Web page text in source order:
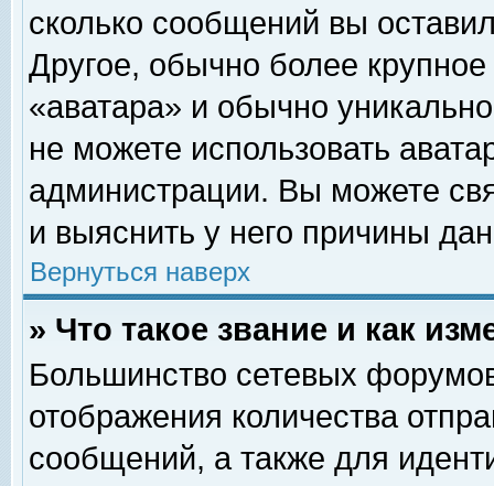
сколько сообщений вы
Другое, обычно более
«аватара» и обычно
не можете использовать
администрации. Вы можете
и выяснить у него причины
Вернуться наверх
» Что такое звание и как
Большинство сетевых
отображения количества
сообщений, а также для